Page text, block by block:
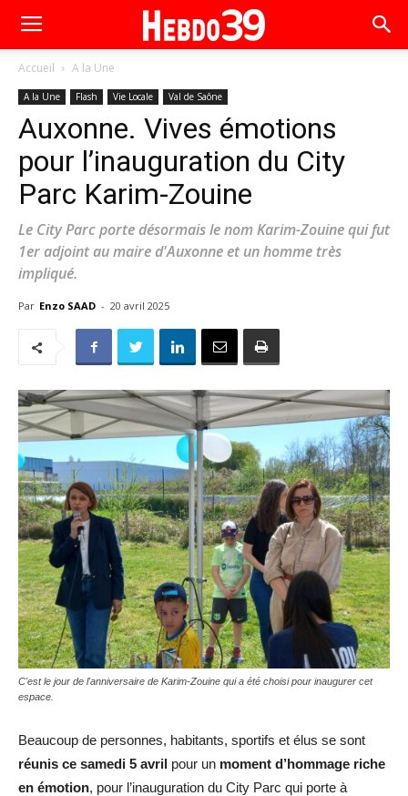
Accueil A la Une
A la Une Flash Vie Locale Val de Saône
Auxonne. Vives émotions
pour l’inauguration du City
Parc Karim-Zouine
Le City Parc porte désormais le nom Karim-Zouine qui fut
1er adjoint au maire d'Auxonne et un homme très
impliqué.
Par Enzo SAAD - 20 avril 2025
C'est le jour de l'anniversaire de Karim-Zouine qui a été choisi pour inaugurer cet
espace.
Beaucoup de personnes, habitants, sportifs et élus se sont
réunis ce samedi 5 avril pour un moment d’hommage riche
en émotion, pour l’inauguration du City Parc qui porte à